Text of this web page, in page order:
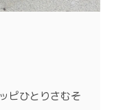
ピひとりさむそ